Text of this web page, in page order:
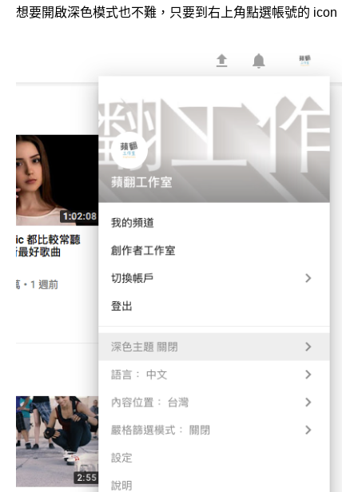
想要開啟深色模式也不難，只要到右上角點選帳號的 icon